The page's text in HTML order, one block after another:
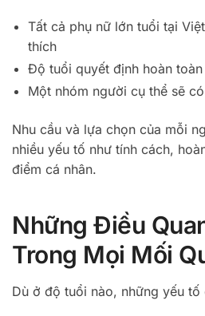
Tất cả phụ nữ lớn tuổi tại
thích
Độ tuổi quyết định hoàn
Một nhóm người cụ thể sẽ
Nhu cầu và lựa chọn của mỗi
nhiều yếu tố như tính cách,
điểm cá nhân.
Những Điều
Trong Mọi Mối
Dù ở độ tuổi nào, những yếu